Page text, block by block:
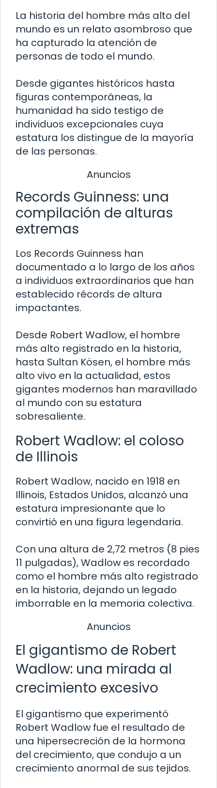
La historia del hombre más alto del
mundo es un relato asombroso que
ha capturado la atención de
personas de todo el mundo.
Desde gigantes históricos hasta
figuras contemporáneas, la
humanidad ha sido testigo de
individuos excepcionales cuya
estatura los distingue de la mayoría
de las personas.
Anuncios
Records Guinness: una
compilación de alturas
extremas
Los Records Guinness han
documentado a lo largo de los años
a individuos extraordinarios que han
establecido récords de altura
impactantes.
Desde Robert Wadlow, el hombre
más alto registrado en la historia,
hasta Sultan Kösen, el hombre más
alto vivo en la actualidad, estos
gigantes modernos han maravillado
al mundo con su estatura
sobresaliente.
Robert Wadlow: el coloso
de Illinois
Robert Wadlow, nacido en 1918 en
Illinois, Estados Unidos, alcanzó una
estatura impresionante que lo
convirtió en una figura legendaria.
Con una altura de 2,72 metros (8 pies
11 pulgadas), Wadlow es recordado
como el hombre más alto registrado
en la historia, dejando un legado
imborrable en la memoria colectiva.
Anuncios
El gigantismo de Robert
Wadlow: una mirada al
crecimiento excesivo
El gigantismo que experimentó
Robert Wadlow fue el resultado de
una hipersecreción de la hormona
del crecimiento, que condujo a un
crecimiento anormal de sus tejidos.